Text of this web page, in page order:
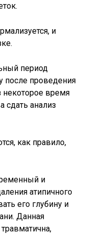
и
период
после проведения
некоторое время
сдать анализ
как правило,
и
атипичного
его глубину и
Данная